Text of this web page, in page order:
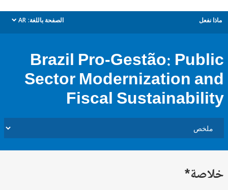
الصفحة باللغة: AR
dropdown
Brazil Pro-Gestão:
Sector Modernization
Fiscal